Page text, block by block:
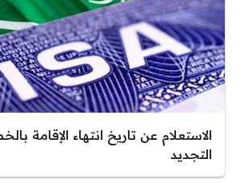
الاستعلام عن تاريخ انتهاء الإقامة
التجديد